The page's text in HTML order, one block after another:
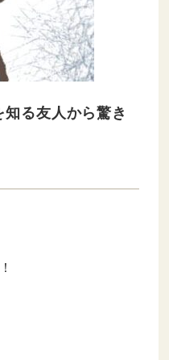
る友人から驚き